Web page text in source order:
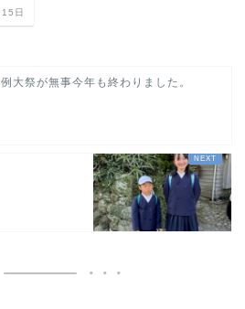
日
例大祭が無事今年も終わりました。